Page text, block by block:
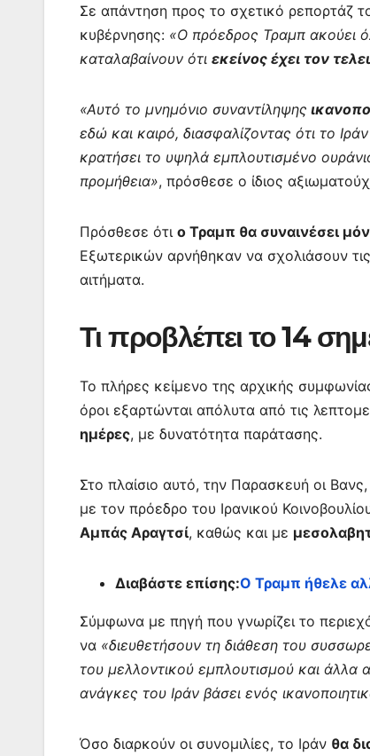
Σε απάντηση προς το σχετικό ρεπορτάζ
κυβέρνησης: «Ο πρόεδρος Τραμπ ακούει
καταλαβαίνουν ότι εκείνος έχει τον
«Αυτό το μνημόνιο συναντίληψης
εδώ και καιρό, διασφαλίζοντας ότι το
κρατήσει το υψηλά εμπλουτισμένο
προμήθεια», πρόσθεσε ο ίδιος
Πρόσθεσε ότι ο Τραμπ θα συναινέσει
Εξωτερικών αρνήθηκαν να σχολιάσουν
αιτήματα.
Τι προβλέπει το 14
Το πλήρες κείμενο της αρχικής
όροι εξαρτώνται απόλυτα από τις
ημέρες, με δυνατότητα παράτασης.
Στο πλαίσιο αυτό, την Παρασκευή οι
με τον πρόεδρο του Ιρανικού
Αμπάς Αραγτσί, καθώς και με
Διαβάστε επίσης:Ο Τραμπ ήθελε
Σύμφωνα με πηγή που γνωρίζει το
να «διευθετήσουν τη διάθεση του
του μελλοντικού εμπλουτισμού και άλλα
ανάγκες του Ιράν βάσει ενός
Όσο διαρκούν οι συνομιλίες, το Ιράν θα